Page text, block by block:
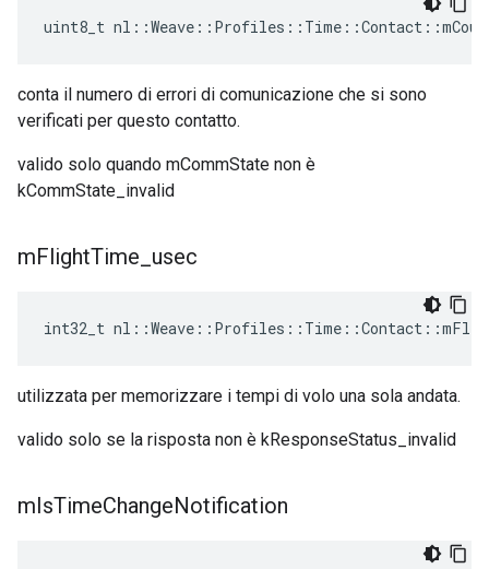
uint8_t
conta il numero di errori di comunicazione che si sono
verificati per questo contatto.
valido solo quando mCommState non è
kCommState_invalid
mFlightTime usec
int32_t
utilizzata per memorizzare i tempi di volo una sola andata.
valido solo se la risposta non è kResponseStatus_invalid
mIsTimeChangeNotification